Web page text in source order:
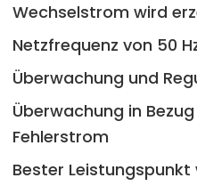
Wechselstrom wird
Netzfrequenz von 50
Überwachung und
Überwachung in
Fehlerstrom
Bester